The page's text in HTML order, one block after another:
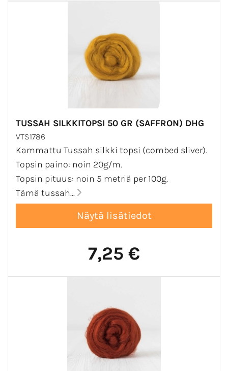
TUSSAH SILKKITOPSI 50 GR (SAFFRON) DHG
VTS1786
Kammattu Tussah silkki topsi (combed sliver).
Topsin paino: noin 20g/m.
Topsin pituus: noin 5 metriä per 100g.
Tämä tussah...
7,25 €